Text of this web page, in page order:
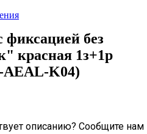
без
красная 1з+1р
AEAL-K04)
описанию? Сообщите нам